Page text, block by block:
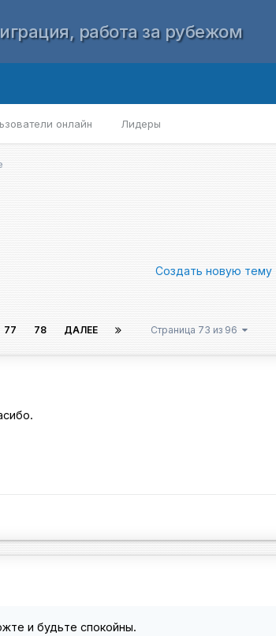
работа за рубежом
онлайн Лидеры
Создать новую тему
77 78 ДАЛЕЕ Страница 73 из 96
и будьте спокойны.